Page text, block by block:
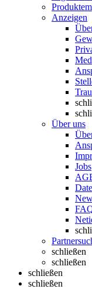
Anzeigen
Über uns
Jobs
schließen
schließen
schließen
schließen